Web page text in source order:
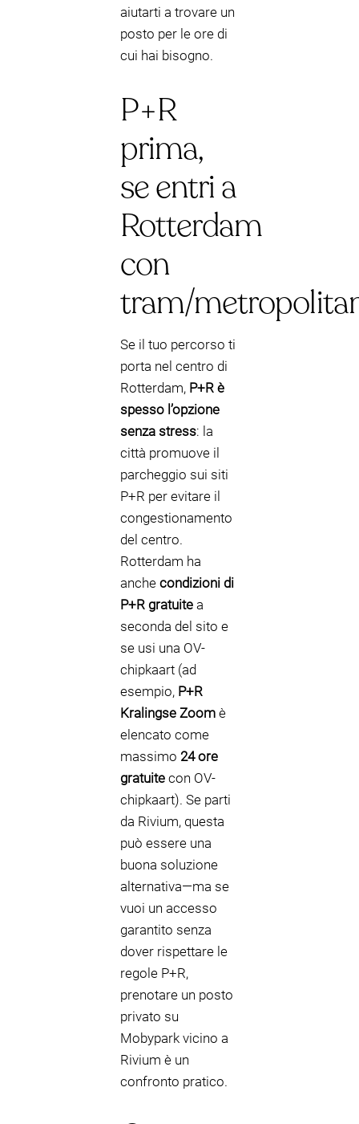
aiutarti a trovare un
posto per le ore di
cui hai bisogno.
P+R
prima,
se entri a
Rotterdam
con
tram/
Se il tuo percorso ti
porta nel centro di
Rotterdam, P+R è
spesso l’opzione
senza stress: la
città promuove il
parcheggio sui siti
P+R per evitare il
congestionamento
del centro.
Rotterdam ha
anche condizioni di
P+R gratuite a
seconda del sito e
se usi una OV-
chipkaart (ad
esempio, P+R
Kralingse Zoom è
elencato come
massimo 24 ore
gratuite con OV-
chipkaart). Se parti
da Rivium, questa
può essere una
buona soluzione
alternativa—ma se
vuoi un accesso
garantito senza
dover rispettare le
regole P+R,
prenotare un posto
privato su
Mobypark vicino a
Rivium è un
confronto pratico.